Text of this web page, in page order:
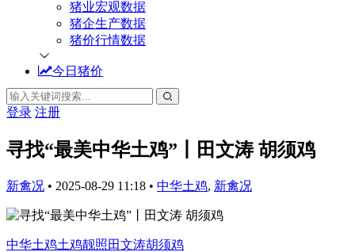
猪业宏观数据
猪企生产数据
猪价行情数据
今日猪价
登录 注册
寻找“最美中华土鸡”丨田文涛 胡须鸡
新禽况 • 2025-08-29 11:18 • 中华土鸡, 新禽况
中华土鸡土鸡靓照田文涛胡须鸡